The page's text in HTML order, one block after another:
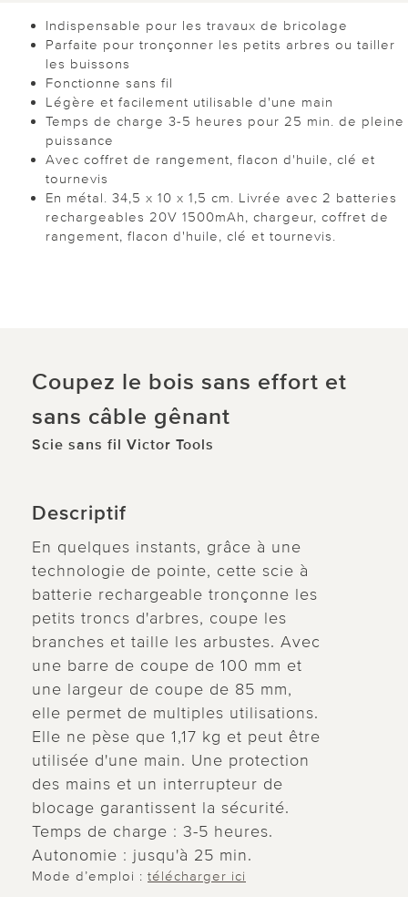
Indispensable pour les travaux de bricolage
Parfaite pour tronçonner les petits arbres ou tailler
les buissons
Fonctionne sans fil
Légère et facilement utilisable d'une main
Temps de charge 3-5 heures pour 25 min. de pleine
puissance
Avec coffret de rangement, flacon d'huile, clé et
tournevis
En métal. 34,5 x 10 x 1,5 cm. Livrée avec 2 batteries
rechargeables 20V 1500mAh, chargeur, coffret de
rangement, flacon d'huile, clé et tournevis.
Coupez le bois sans effort et
sans câble gênant
Scie sans fil Victor Tools
Descriptif
En quelques instants, grâce à une
technologie de pointe, cette scie à
batterie rechargeable tronçonne les
petits troncs d'arbres, coupe les
branches et taille les arbustes. Avec
une barre de coupe de 100 mm et
une largeur de coupe de 85 mm,
elle permet de multiples utilisations.
Elle ne pèse que 1,17 kg et peut être
utilisée d'une main. Une protection
des mains et un interrupteur de
blocage garantissent la sécurité.
Temps de charge : 3-5 heures.
Autonomie : jusqu'à 25 min.
Mode d’emploi : télécharger ici